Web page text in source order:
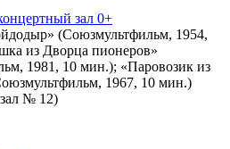
зал 0+
(Союзмультфильм, 1954,
из Дворца пионеров»
1981, 10 мин.); «Паровозик из
1967, 10 мин.)
№ 12)